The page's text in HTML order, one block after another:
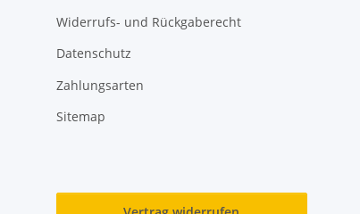
Widerrufs- und Rückgaberecht
Datenschutz
Zahlungsarten
Sitemap